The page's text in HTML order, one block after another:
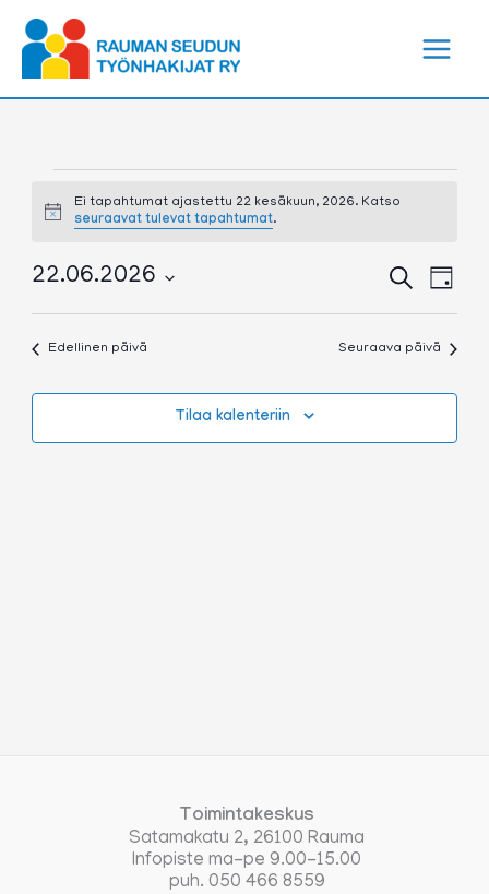
sisältöön
for
22
2026
Notice
Ei tapahtumat ajastettu 22 kesäkuun, 2026. Katso
seuraavat tulevat tapahtumat.
Tapahtumat
Etsi
aja
Näkymät
navigointi
Etsi
Päivä
22.06.2026
Edellinen päivä Seuraava päivä
Tilaa kalenteriin
Toimintakeskus
Satamakatu 2, 26100 Rauma
Infopiste ma-pe 9.00-15.00
puh. 050 466 8559